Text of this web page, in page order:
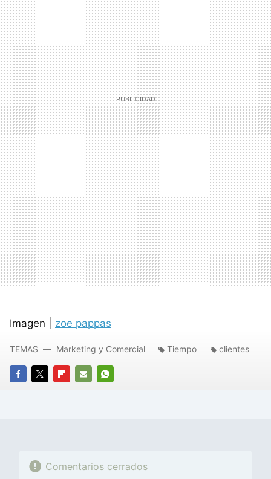
Imagen | zoe pappas
FACEBOOK
TWITTERFLIPBOARD
E-
WHATSAPP
TEMAS Marketing y Comercial Tiempo clientes
Comentarios cerrados